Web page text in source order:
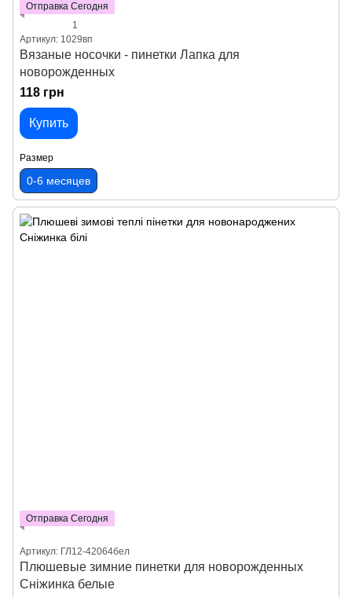
Отправка Сегодня
1
Артикул: 1029вп
Вязаные носочки - пинетки Лапка для
новорожденных
118 грн
Купить
Размер
0-6 месяцев
Отправка Сегодня
Артикул: ГЛ12-42064бел
Плюшевые зимние пинетки для новорожденных
Сніжинка белые